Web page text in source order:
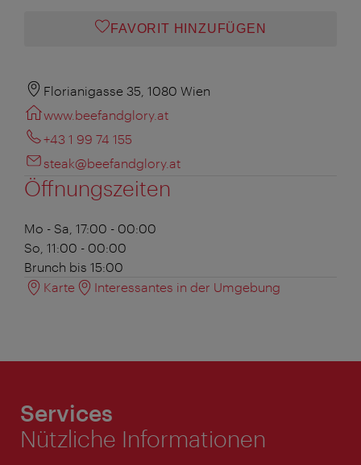
FAVORIT HINZUFÜGEN
Florianigasse 35, 1080 Wien
www.beefandglory.at
+43 1 99 74 155
steak@beefandglory.at
Öffnungszeiten
Mo - Sa, 17:00 - 00:00
So, 11:00 - 00:00
Brunch bis 15:00
Karte
Interessantes in der Umgebung
Services
Nützliche Informationen